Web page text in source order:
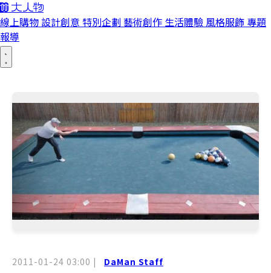
線上購物 設計創意 特別企劃 藝術創作 生活體驗 風格服飾 專題
報導
2011-01-24 03:00 | DaMan Staff